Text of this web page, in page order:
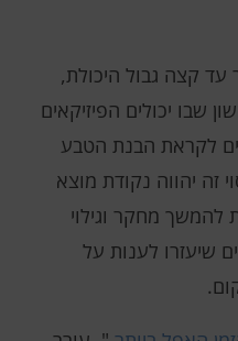
עד קצה גבול היכולת,
שבו יכולים הפיזיקאים
לקראת הבנת הטבע
זה יהווה נקודת מוצא
מחקר וגילוי
שיעזרו לענות על